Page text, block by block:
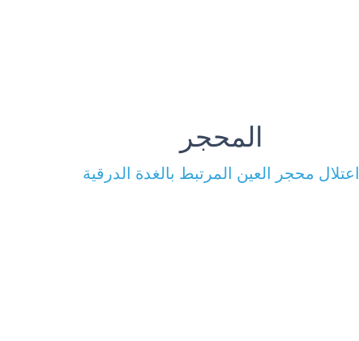
المحجر
اعتلال محجر العين المرتبط بالغدة الدرقية